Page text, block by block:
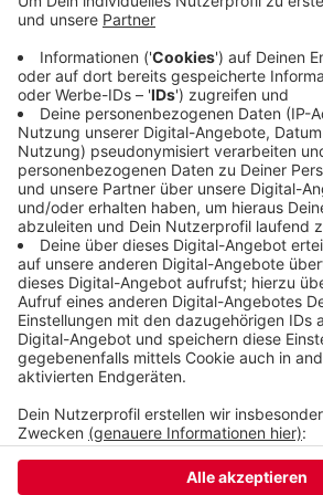
griffen dann auf ein daneben
Der Täter lief zu Fuß Richtung
Das ganze trug sich kurz nach
Polizei ermittelt und hofft auf
von Zeuginnen und Zeugen.
Veröffentlicht:Freitag, 28.10.2022 16:15
Anzeige